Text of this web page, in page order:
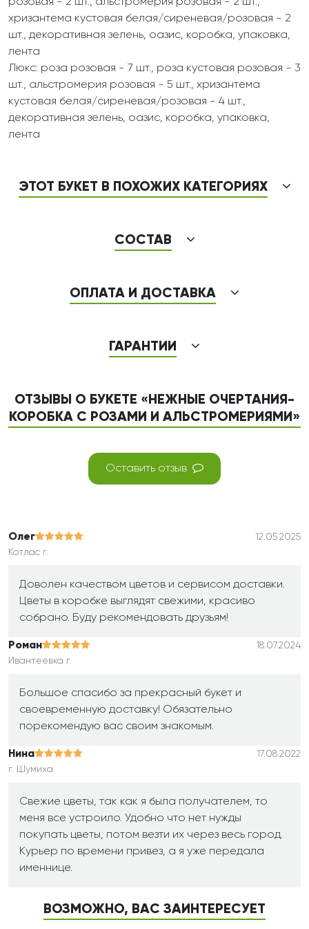
хризантема кустовая белая/сиреневая/розовая - 2
шт., декоративная зелень, оазис, коробка, упаковка,
лента
Люкс: роза розовая - 7 шт., роза кустовая розовая - 3
шт., альстромерия розовая - 5 шт., хризантема
кустовая белая/сиреневая/розовая - 4 шт.,
декоративная зелень, оазис, коробка, упаковка,
лента
ЭТОТ БУКЕТ В ПОХОЖИХ КАТЕГОРИЯХ
СОСТАВ
ОПЛАТА И ДОСТАВКА
ГАРАНТИИ
ОТЗЫВЫ О БУКЕТЕ «НЕЖНЫЕ ОЧЕРТАНИЯ-
КОРОБКА С РОЗАМИ И АЛЬСТРОМЕРИЯМИ»
Оставить отзыв
Олег
12.05.2025
Котлас г.
Доволен качеством цветов и сервисом доставки.
Цветы в коробке выглядят свежими, красиво
собрано. Буду рекомендовать друзьям!
Роман
18.07.2024
Ивантеевка г.
Большое спасибо за прекрасный букет и
своевременную доставку! Обязательно
порекомендую вас своим знакомым.
Нина
17.08.2022
г. Шумиха
Свежие цветы, так как я была получателем, то
меня все устроило. Удобно что нет нужды
покупать цветы, потом везти их через весь город.
Курьер по времени привез, а я уже передала
именнице.
ВОЗМОЖНО, ВАС ЗАИНТЕРЕСУЕТ